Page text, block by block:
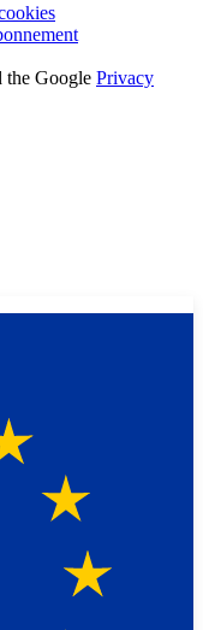
the Google Privacy